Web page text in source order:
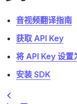
音视频翻译指南
获取 API Key
将 API Key 设置
安装 SDK